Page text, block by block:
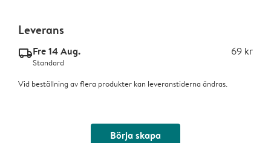
Leverans
delivery_standard_v2Fre 14 Aug. 69 kr
Standard
Vid beställning av flera produkter kan leveranstiderna ändras.
Börja skapa